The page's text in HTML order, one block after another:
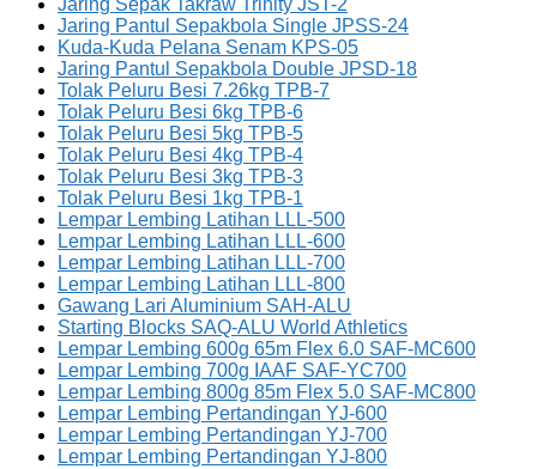
Jaring Sepak Takraw Trinity JST-2
Jaring Pantul Sepakbola Single JPSS-24
Kuda-Kuda Pelana Senam KPS-05
Jaring Pantul Sepakbola Double JPSD-18
Tolak Peluru Besi 7.26kg TPB-7
Tolak Peluru Besi 6kg TPB-6
Tolak Peluru Besi 5kg TPB-5
Tolak Peluru Besi 4kg TPB-4
Tolak Peluru Besi 3kg TPB-3
Tolak Peluru Besi 1kg TPB-1
Lempar Lembing Latihan LLL-500
Lempar Lembing Latihan LLL-600
Lempar Lembing Latihan LLL-700
Lempar Lembing Latihan LLL-800
Gawang Lari Aluminium SAH-ALU
Starting Blocks SAQ-ALU World Athletics
Lempar Lembing 600g 65m Flex 6.0 SAF-MC600
Lempar Lembing 700g IAAF SAF-YC700
Lempar Lembing 800g 85m Flex 5.0 SAF-MC800
Lempar Lembing Pertandingan YJ-600
Lempar Lembing Pertandingan YJ-700
Lempar Lembing Pertandingan YJ-800